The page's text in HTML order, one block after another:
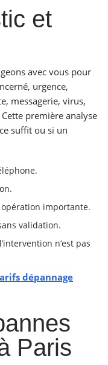
et
avec vous pour
urgence,
messagerie, virus,
première analyse
suffit ou si un
importante.
validation.
n’est pas
dépannage
Paris